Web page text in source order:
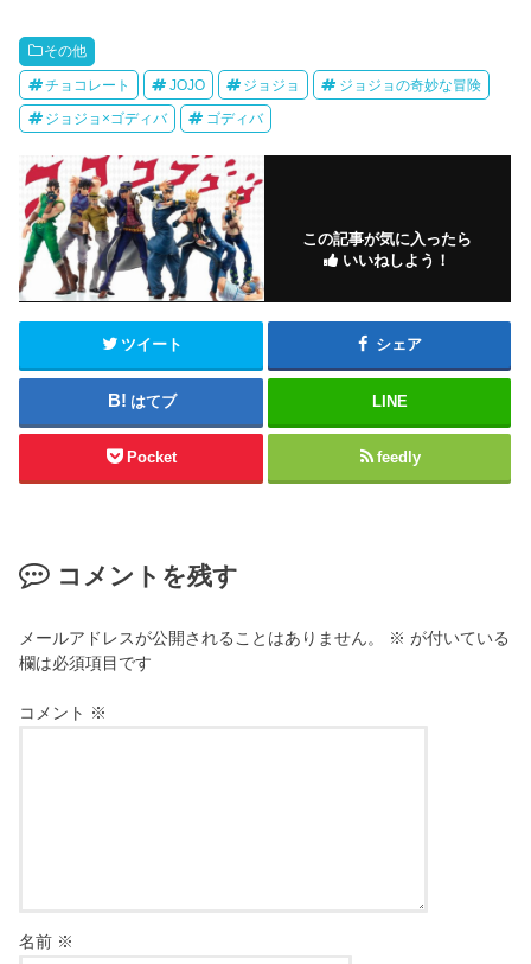
その他
チョコレート JOJO ジョジョ ジョジョの奇妙な冒険
ジョジョ×ゴディバ ゴディバ
この記事が気に入ったら
いいねしよう！
ツイート シェア
はてブ LINE
Pocket feedly
コメントを残す
メールアドレスが公開されることはありません。 ※ が付いている
欄は必須項目です
コメント ※
名前 ※